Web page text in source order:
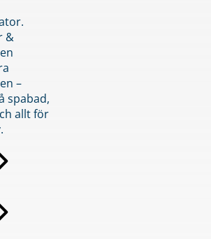
&
–
spabad,
allt för